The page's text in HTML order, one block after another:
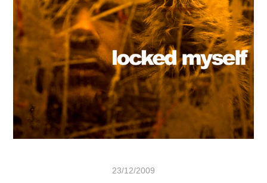
23/12/2009